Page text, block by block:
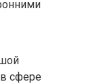
сфере